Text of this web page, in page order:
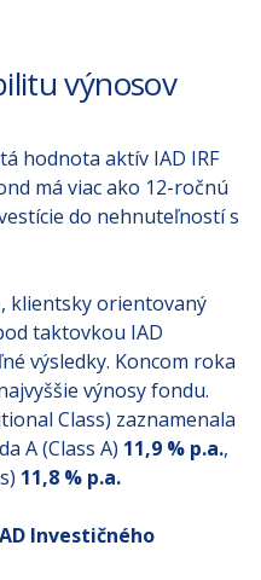
výnosov
hodnota aktív IAD IRF
má viac ako 12-ročnú
do nehnuteľností s
klientsky orientovaný
taktovkou IAD
výsledky. Koncom roka
výnosy fondu.
Class) zaznamenala
A (Class A) 11,9 % p.a.,
11,8 % p.a.
Investičného